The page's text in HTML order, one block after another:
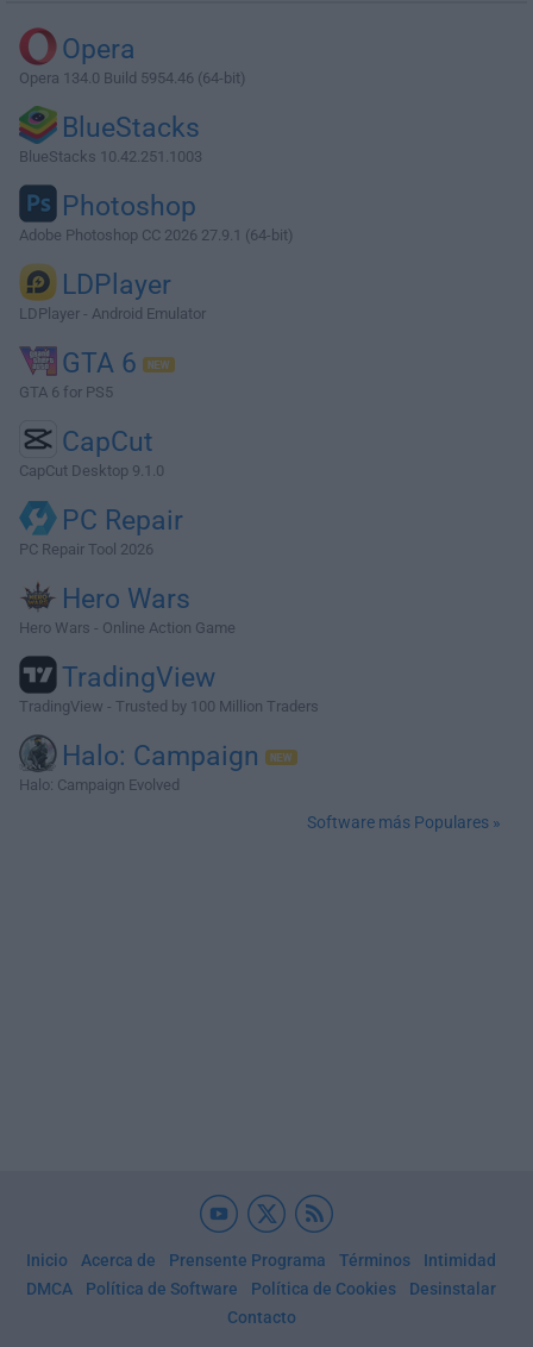
Opera
Opera 134.0 Build 5954.46 (64-bit)
BlueStacks
BlueStacks 10.42.251.1003
Photoshop
Adobe Photoshop CC 2026 27.9.1 (64-bit)
LDPlayer
LDPlayer - Android Emulator
GTA 6
GTA 6 for PS5
CapCut
CapCut Desktop 9.1.0
PC Repair
PC Repair Tool 2026
Hero Wars
Hero Wars - Online Action Game
TradingView
TradingView - Trusted by 100 Million Traders
Halo: Campaign
Halo: Campaign Evolved
Software más Populares »
Inicio Acerca de Prensente Programa Términos
Intimidad
DMCA
Política de Software Política de Cookies
Desinstalar
Contacto